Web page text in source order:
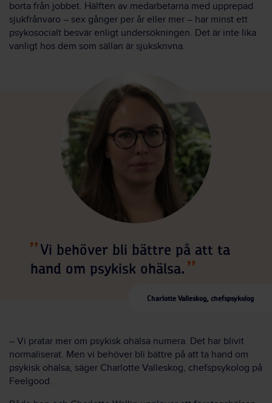
borta från jobbet. Hälften av medarbetarna med upprepad
sjukfrånvaro – sex gånger per år eller mer – har minst ett
psykosocialt besvär enligt undersökningen. Det är inte lika
vanligt hos dem som sällan är sjukskrivna.
Vi behöver bli bättre på att ta
hand om psykisk ohälsa.
Charlotte Valleskog, chefspsykolog
– Vi pratar mer om psykisk ohälsa numera. Det har blivit
normaliserat. Men vi behöver bli bättre på att ta hand om
psykisk ohälsa, säger Charlotte Valleskog, chefspsykolog på
Feelgood.